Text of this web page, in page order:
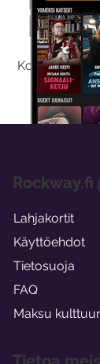
Kokeilemalla
Lahjakortit
Käyttöehdot
Tietosuoja
FAQ
Maksu